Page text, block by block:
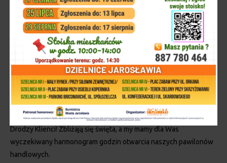
Godziny otwarcia pawilonów handlowych Zakładu Cmentarzy
Komunalnych PGKiM w okresie świątecznym! 🛍️🎄
Drodzy Klienci! Zbliżają się święta, a my mamy dla Was
wyczekiwany harmonogram godzin otwarcia naszych pawilonów
handlowych.